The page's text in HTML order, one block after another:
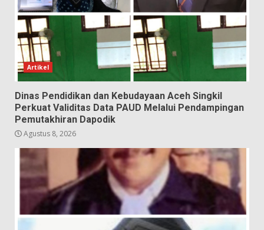
Artikel
Dinas Pendidikan dan Kebudayaan Aceh Singkil
Perkuat Validitas Data PAUD Melalui Pendampingan
Pemutakhiran Dapodik
Agustus 8, 2026